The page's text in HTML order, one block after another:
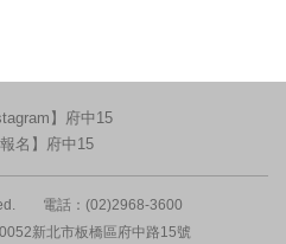
】府中15
報名】府中15
電話：(02)2968-3600
新北市板橋區府中路15號